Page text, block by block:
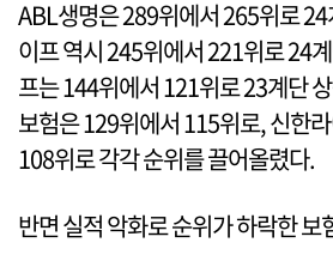
ABL생명은 289위에서 265위로
이프 역시 245위에서 221위로 24
프는 144위에서 121위로 23계단
보험은 129위에서 115위로, 신한
108위로 각각 순위를 끌어올렸다.
반면 실적 악화로 순위가 하락한